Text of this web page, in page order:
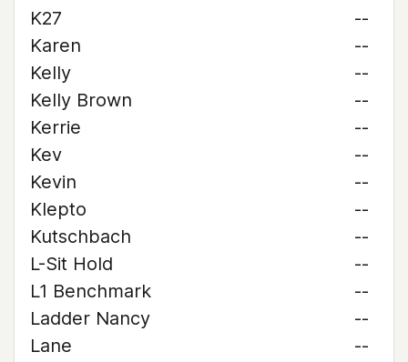
K27
--
Karen
--
Kelly
--
Kelly Brown
--
Kerrie
--
Kev
--
Kevin
--
Klepto
--
Kutschbach
--
L-Sit Hold
--
L1 Benchmark
--
Ladder Nancy
--
Lane
--